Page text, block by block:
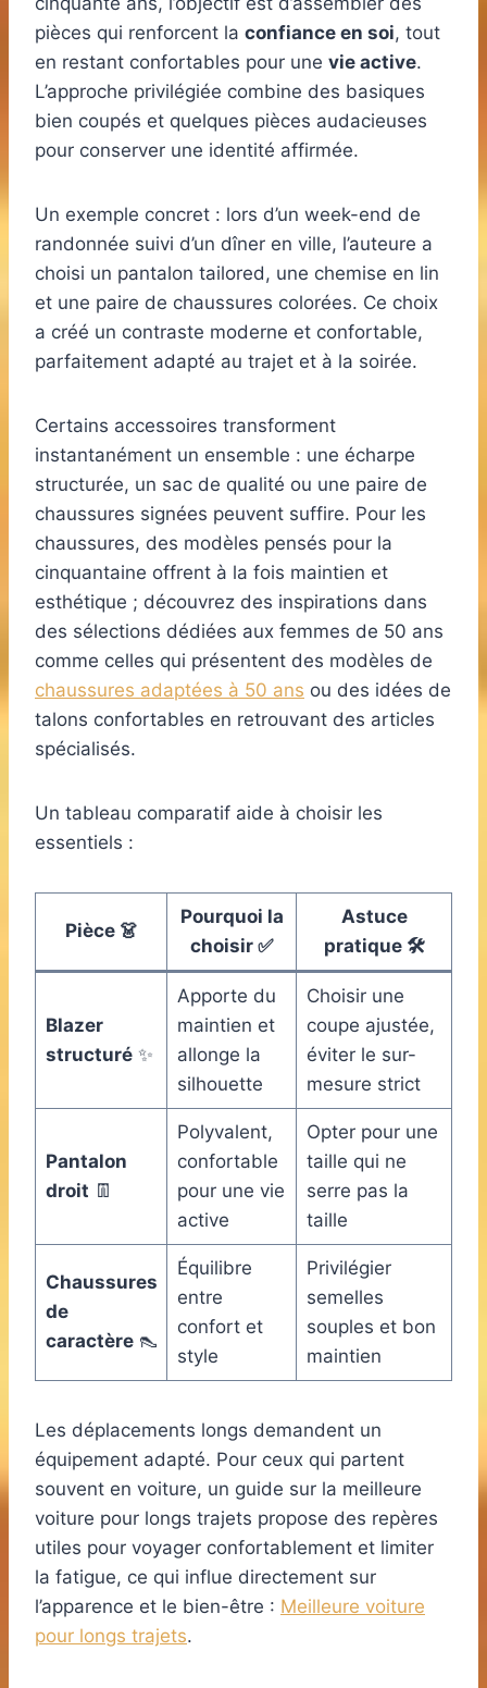
pièces qui renforcent la confiance en soi, tout
en restant confortables pour une vie active.
L’approche privilégiée combine des basiques
bien coupés et quelques pièces audacieuses
pour conserver une identité affirmée.
Un exemple concret : lors d’un week-end de
randonnée suivi d’un dîner en ville, l’auteure a
choisi un pantalon tailored, une chemise en lin
et une paire de chaussures colorées. Ce choix
a créé un contraste moderne et confortable,
parfaitement adapté au trajet et à la soirée.
Certains accessoires transforment
instantanément un ensemble : une écharpe
structurée, un sac de qualité ou une paire de
chaussures signées peuvent suffire. Pour les
chaussures, des modèles pensés pour la
cinquantaine offrent à la fois maintien et
esthétique ; découvrez des inspirations dans
des sélections dédiées aux femmes de 50 ans
comme celles qui présentent des modèles de
chaussures adaptées à 50 ans ou des idées de
talons confortables en retrouvant des articles
spécialisés.
Un tableau comparatif aide à choisir les
essentiels :
Pièce 👗
Pourquoi la
choisir ✅
Astuce
pratique 🛠️
Blazer
structuré✨
Apporte du
maintien et
allonge la
silhouette
Choisir une
coupe ajustée,
éviter le sur-
mesure strict
Pantalon
droit 👖
Polyvalent,
confortable
pour une vie
active
Opter pour une
taille qui ne
serre pas la
taille
Chaussures
de
caractère👠
Équilibre
entre
confort et
style
Privilégier
semelles
souples et bon
maintien
Les déplacements longs demandent un
équipement adapté. Pour ceux qui partent
souvent en voiture, un guide sur la meilleure
voiture pour longs trajets propose des repères
utiles pour voyager confortablement et limiter
la fatigue, ce qui influe directement sur
l’apparence et le bien-être : Meilleure voiture
pour longs trajets.